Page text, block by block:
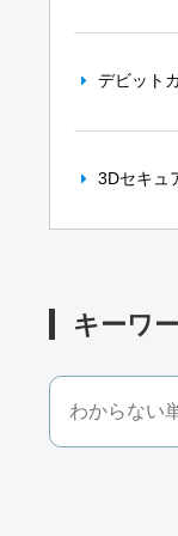
デビット
3Dセキュ
キーワ